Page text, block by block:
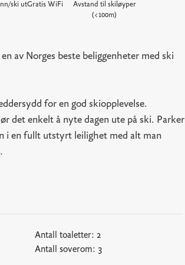
ski utGratis WiFi
Avstand til skiløyper
(<100m)
av Norges beste beliggenheter med ski
for en god skiopplevelse.
det enkelt å nyte dagen ute på ski. Parker
i en fullt utstyrt leilighet med alt man
Antall toaletter: 2
Antall soverom: 3